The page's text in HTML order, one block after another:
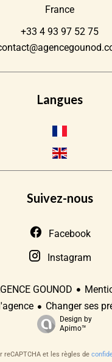
France
+33 4 93 97 52 75
Langues
Suivez-nous
Facebook
Instagram
GOUNOD
Changer ses
Design by
Apimo™
reCAPTCHA et les règles de